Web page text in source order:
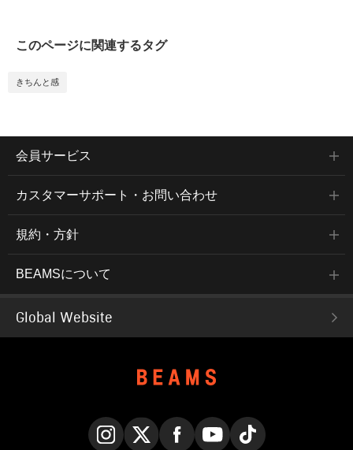
このページに関連するタグ
きちんと感
会員サービス
カスタマーサポート・お問い合わせ
規約・方針
BEAMSについて
Global Website